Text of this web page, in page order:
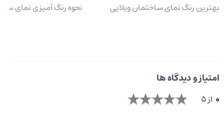
بهترین رنگ نمای ساختمان ویلایی نحوه رنگ آمیزی نمای
امتیاز و دیدگاه ها
0 از 5